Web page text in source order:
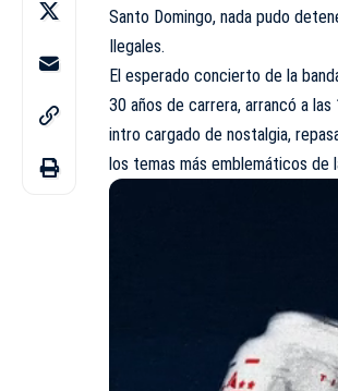
Santo Domingo, nada pudo
Ilegales.
El esperado concierto de la
30 años de carrera, arrancó a las
intro cargado de nostalgia,
los temas más emblemáticos de